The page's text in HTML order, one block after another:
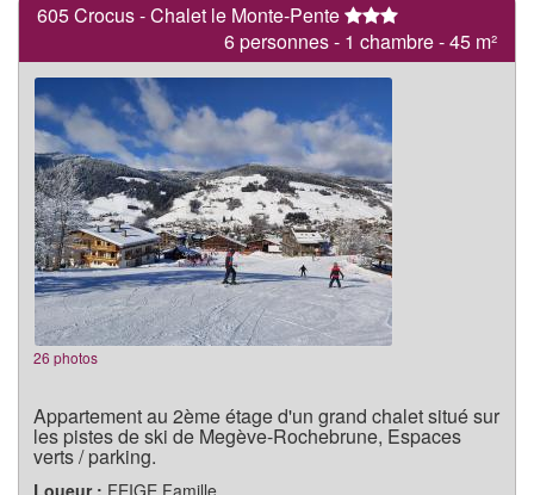
605 Crocus - Chalet le Monte-Pente
6 personnes - 1 chambre - 45 m²
26 photos
Appartement au 2ème étage d'un grand chalet situé sur
les pistes de ski de Megève-Rochebrune, Espaces
verts / parking.
Loueur : FEIGE Famille